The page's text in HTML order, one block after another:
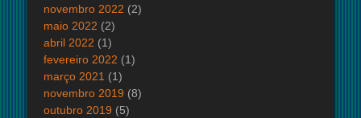
novembro 2022 (2)
maio 2022 (2)
abril 2022 (1)
fevereiro 2022 (1)
março 2021 (1)
novembro 2019 (8)
outubro 2019 (5)